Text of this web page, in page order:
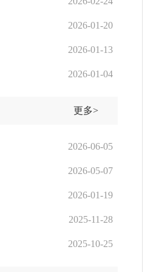
2026-01-20
2026-01-13
2026-01-04
更多>
2026-06-05
2026-05-07
2026-01-19
2025-11-28
2025-10-25